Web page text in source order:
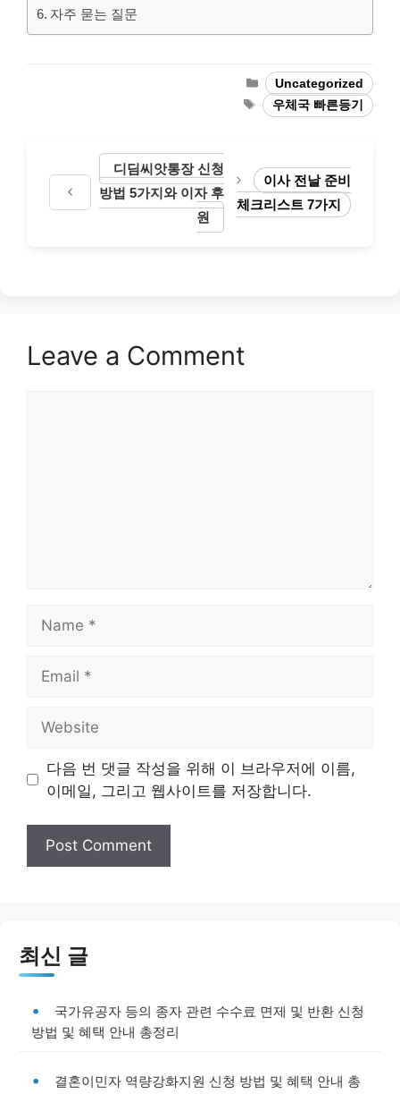
자주 묻는 질문
Categories
Uncategorized
Tags우체국 빠른등기
디딤씨앗통장 신청
방법 5가지와 이자 후
원
이사 전날 준비
체크리스트 7가지
Leave a Comment
다음 번 댓글 작성을 위해 이 브라우저에 이름,
이메일, 그리고 웹사이트를 저장합니다.
최신 글
국가유공자 등의 종자 관련 수수료 면제 및 반환 신청
방법 및 혜택 안내 총정리
결혼이민자 역량강화지원 신청 방법 및 혜택 안내 총